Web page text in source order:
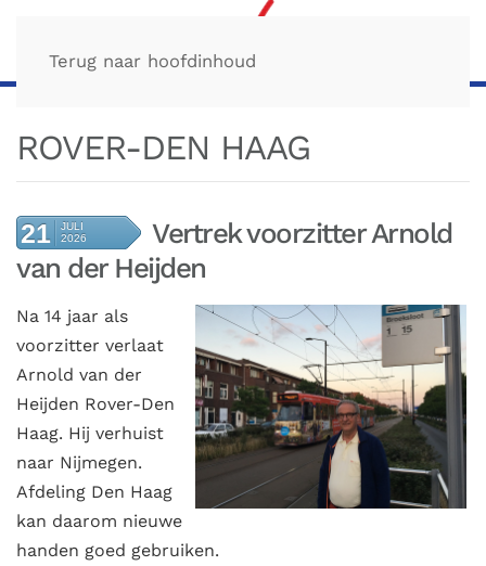
Terug naar hoofdinhoud
ROVER-DEN HAAG
21
JULI
2026
Vertrek voorzitter Arnold
van der Heijden
Na 14 jaar als
voorzitter verlaat
Arnold van der
Heijden Rover-Den
Haag. Hij verhuist
naar Nijmegen.
Afdeling Den Haag
kan daarom nieuwe
handen goed gebruiken.